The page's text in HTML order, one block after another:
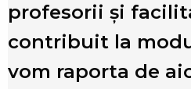
profesorii şi
contribuit la
vom raporta de